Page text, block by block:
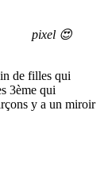
pixel 😍
de filles qui
3ème qui
y a un miroir